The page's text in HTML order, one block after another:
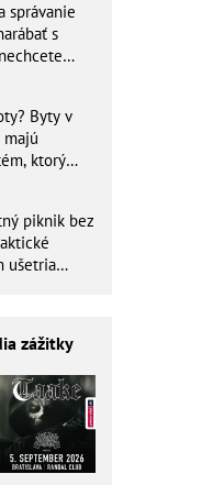
správanie
s
Byty v
ktorý
piknik bez
ušetria
zážitky